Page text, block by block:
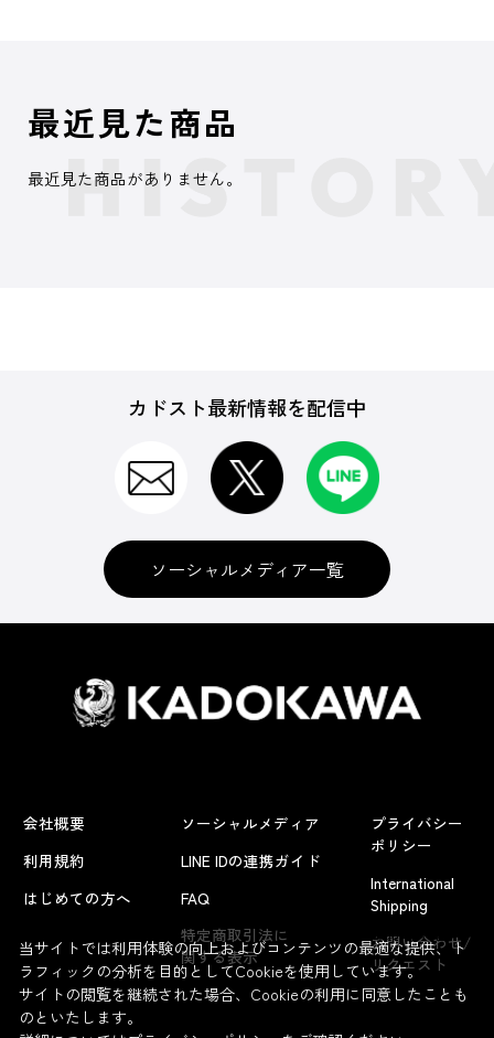
よくあるお問い合わせ
最近見た商品
最近見た商品がありません。
カドスト最新情報を配信中
ソーシャルメディア一覧
会社概要
利用規約
はじめての方へ
ソーシャルメディア
LINE IDの連携ガイド
FAQ
特定商取引法に
関する表示
プライバシー
ポリシー
International
Shipping
お問い合わせ/
リクエスト
当サイトでは利用体験の向上およびコンテンツの最適な提供、ト
ラフィックの分析を目的としてCookieを使用しています。
サイトの閲覧を継続された場合、Cookieの利用に同意したことも
のといたします。